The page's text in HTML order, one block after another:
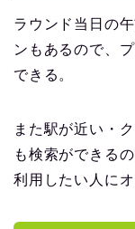
ラウンド当日の
ンもあるので、
できる。
また駅が近い・
も検索ができる
利用したい人にオ